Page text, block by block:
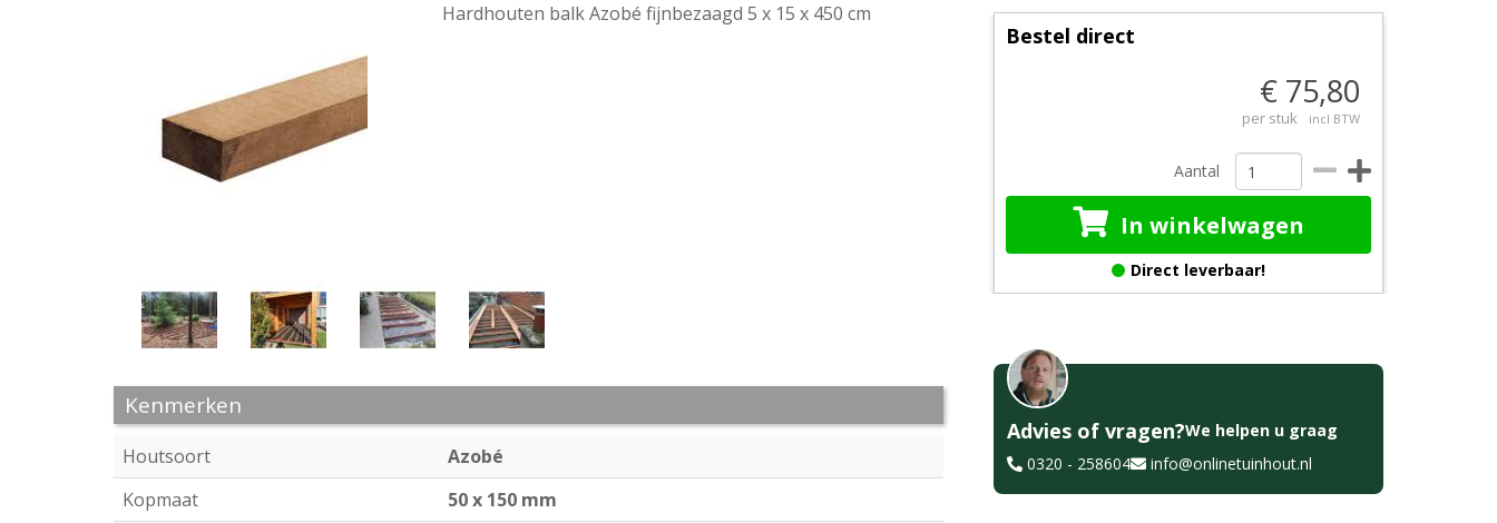
Hardhouten balk Azobé fijnbezaagd 5 x 15 x 450 cm
Kenmerken
Houtsoort
Azobé
Kopmaat
50 x 150 mm
Bestel direct
€ 75,80
per stuk incl BTW
Aantal
In winkelwagen
Direct leverbaar!
Advies of vragen?We helpen u graag
0320 - 258604
info@onlinetuinhout.nl